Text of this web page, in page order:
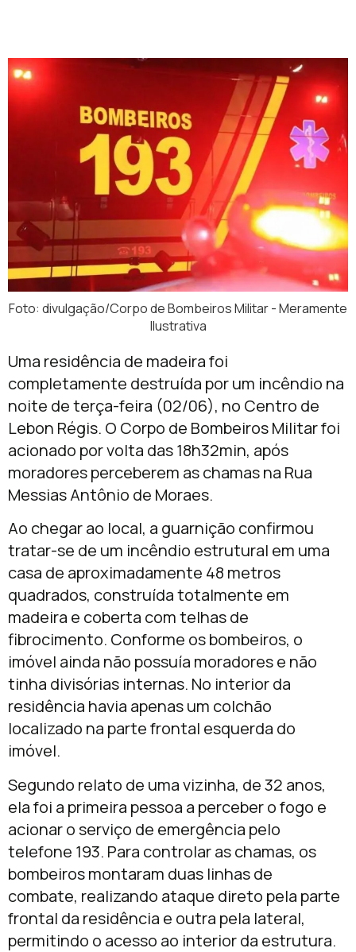
Foto: divulgação/Corpo de Bombeiros Militar - Meramente
Ilustrativa
Uma residência de madeira foi
completamente destruída por um incêndio na
noite de terça-feira (02/06), no Centro de
Lebon Régis. O Corpo de Bombeiros Militar foi
acionado por volta das 18h32min, após
moradores perceberem as chamas na Rua
Messias Antônio de Moraes.
Ao chegar ao local, a guarnição confirmou
tratar-se de um incêndio estrutural em uma
casa de aproximadamente 48 metros
quadrados, construída totalmente em
madeira e coberta com telhas de
fibrocimento. Conforme os bombeiros, o
imóvel ainda não possuía moradores e não
tinha divisórias internas. No interior da
residência havia apenas um colchão
localizado na parte frontal esquerda do
imóvel.
Segundo relato de uma vizinha, de 32 anos,
ela foi a primeira pessoa a perceber o fogo e
acionar o serviço de emergência pelo
telefone 193. Para controlar as chamas, os
bombeiros montaram duas linhas de
combate, realizando ataque direto pela parte
frontal da residência e outra pela lateral,
permitindo o acesso ao interior da estrutura.